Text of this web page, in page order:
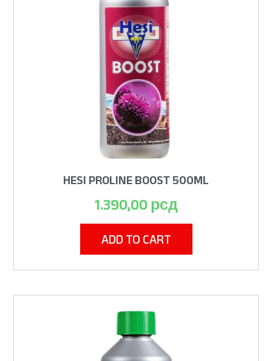
HESI PROLINE BOOST 500ML
1.390,00 рсд
ADD TO CART